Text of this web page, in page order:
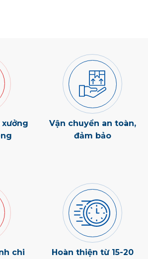
Vận chuyển an toàn,
đảm bảo
chi
Hoàn thiện từ 15-20